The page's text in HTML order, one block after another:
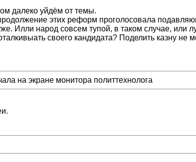
далеко уйдём от темы.
этих реформ проголосовала
Илли народ совсем тупой, в таком случае, или
своего кандидата? Поделить казну не
на экране монитора политтехнолога